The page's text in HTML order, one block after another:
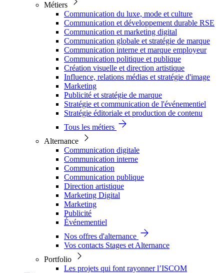
Métiers
Communication du luxe, mode et culture
Communication et développement durable RSE
Communication et marketing digital
Communication globale et stratégie de marque
Communication interne et marque employeur
Communication politique et publique
Création visuelle et direction artistique
Influence, relations médias et stratégie d'image
Marketing
Publicité et stratégie de marque
Stratégie et communication de l'événementiel
Stratégie éditoriale et production de contenu
Tous les métiers
Alternance
Communication digitale
Communication interne
Communication
Communication publique
Direction artistique
Marketing Digital
Marketing
Publicité
Événementiel
Nos offres d'alternance
Vos contacts Stages et Alternance
Portfolio
Les projets qui font rayonner l’ISCOM